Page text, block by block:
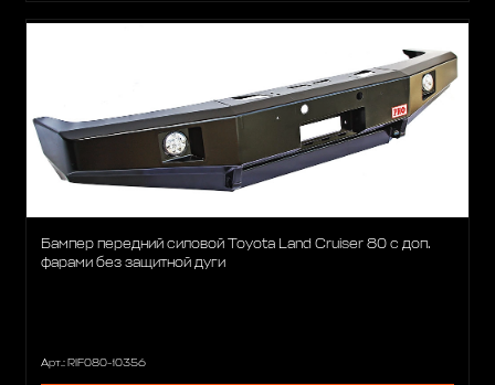
Бампер передний силовой Toyota Land Cruiser 80 с доп.
фарами без защитной дуги
Арт.: RIF080-10356